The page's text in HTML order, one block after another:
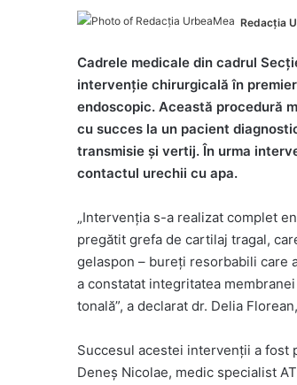
Redacția
Cadrele medicale din cadrul
intervenție chirurgicală în
endoscopic. Această procedură
cu succes la un pacient
transmisie și vertij. În urma
contactul urechii cu apa.
„Intervenția s-a realizat complet
pregătit grefa de cartilaj tragal,
gelaspon – bureți resorbabili care
a constatat integritatea
tonală”, a declarat dr. Delia
Succesul acestei intervenții a fost
Deneș Nicolae, medic specialist